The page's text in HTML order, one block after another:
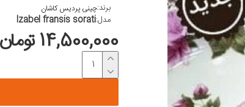
برند:چینی پردیس کاشان
مدل:Izabel fransis sorati
14,500,000 تومان